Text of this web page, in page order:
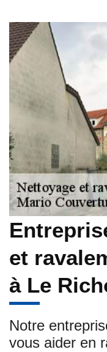
et
à Le
Notre
vous aider en